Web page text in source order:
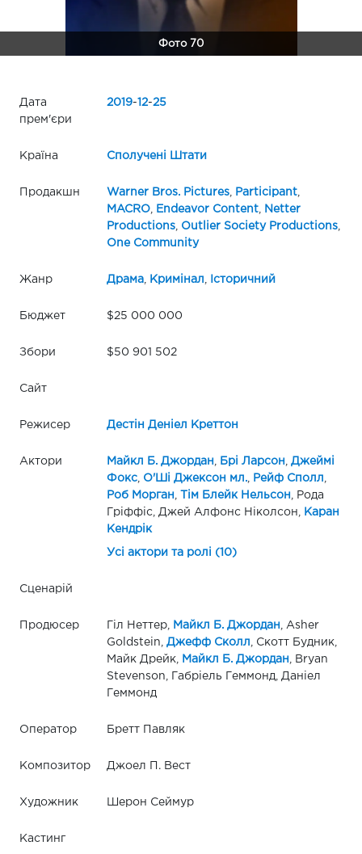
Фото 70
Дата
прем'єри
2019-12-25
Країна Сполучені Штати
Продакшн Warner Bros. Pictures, Participant,
MACRO, Endeavor Content,
Netter
Productions, Outlier Society Productions,
One Community
Жанр Драма, Кримінал Історичний
Бюджет $25 000 000
Збори $50 901 502
Сайт
Режисер Дестін Деніел Креттон
Актори Майкл Б. Джордан Брі Ларсон
Джеймі
Фокс, О'Ші Джексон мл., Рейф Сполл
Роб Морган
Тім Блейк Нельсон , Рода
Гріффіс, Джей Алфонс Ніколсон,
Каран
Кендрік
Усі актори та ролі (10)
Сценарій
Продюсер Гіл Неттер, Майкл Б. Джордан , Asher
Goldstein, Джефф Сколл , Скотт Будник,
Майк Дрейк,
Майкл Б. Джордан , Bryan
Stevenson, Габріель Геммонд, Даніел
Геммонд
Оператор Бретт Павляк
Композитор Джоел П. Вест
Художник Шерон Сеймур
Кастинг